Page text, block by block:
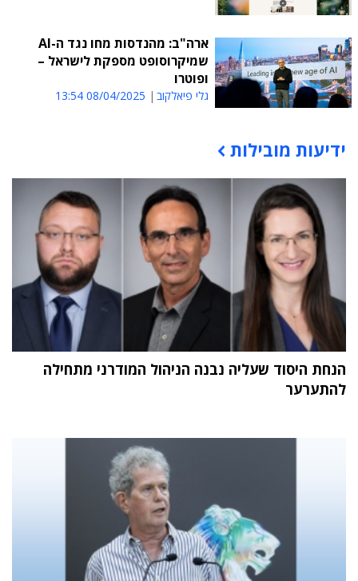
ארה"ב: מהנדסות מחו נגד ה-AI
שמיקרוסופט מספקת לישראל –
ופוטרו
גלי פיאלקוב 08/04/2025 13:54
תוכן פרסומי
ידיעות מובילות
הנחת היסוד שעליה נבנה הניהול המודרני מתחילה
להתערער